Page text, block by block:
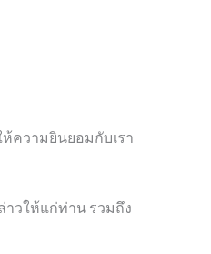
ความยินยอมกับเรา
วให้แก่ท่าน รวมถึง